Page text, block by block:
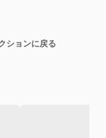
ションに戻る